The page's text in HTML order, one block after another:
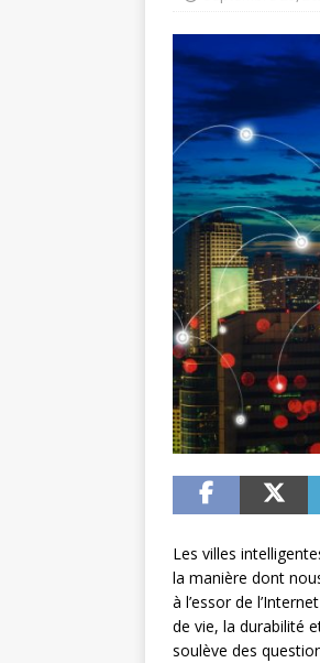
Les villes
la manière dont
à l’essor de
de vie, la durabilité
soulève des